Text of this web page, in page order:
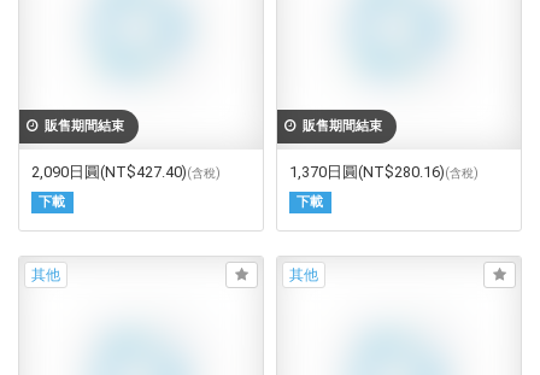
販售期間結束
2,090日圓(NT$427.40)(含稅)
下載
販售期間結束
1,370日圓(NT$280.16)(含稅)
下載
其他 其他